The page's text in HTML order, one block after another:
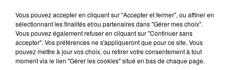
27 juin 2022
Le cocholed pour jouer à la pétanque
jusqu'au bout de la nuit !
10 mai 2022
Vous pouvez accepter en cliquant sur "Accepter et fermer", ou affiner en
sélectionnant les finalités et/ou partenaires dans "Gérer mes choix".
Vous pouvez également refuser en cliquant sur "Continuer sans
accepter". Vos préférences ne s'appliqueront que pour ce site. Vous
pouvez mettre à jour vos choix, ou retirer votre consentement à tout
moment via le lien "Gérer les cookies" situé en bas de chaque page.